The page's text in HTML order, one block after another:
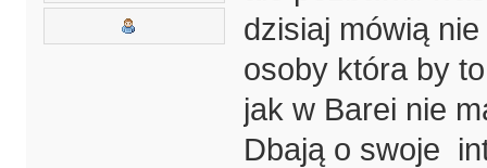
dzisiaj mówią
osoby która by to
jak w Barei nie
Dbają o swoje